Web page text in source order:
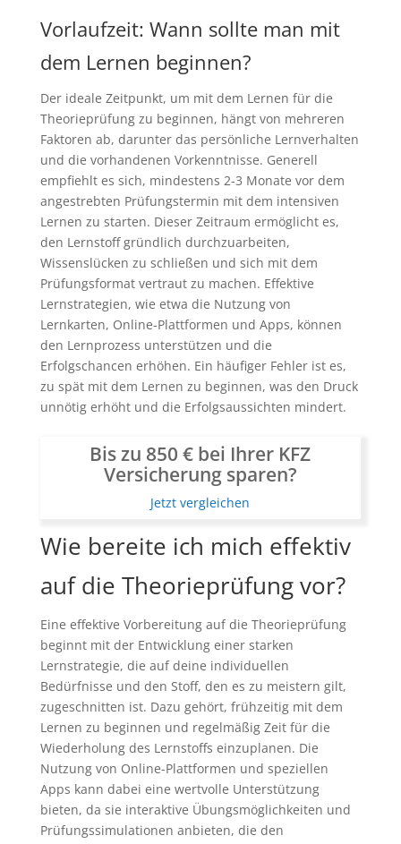
Vorlaufzeit: Wann sollte man mit
dem Lernen beginnen?
Der ideale Zeitpunkt, um mit dem Lernen für die
Theorieprüfung zu beginnen, hängt von mehreren
Faktoren ab, darunter das persönliche Lernverhalten
und die vorhandenen Vorkenntnisse. Generell
empfiehlt es sich, mindestens 2-3 Monate vor dem
angestrebten Prüfungstermin mit dem intensiven
Lernen zu starten. Dieser Zeitraum ermöglicht es,
den Lernstoff gründlich durchzuarbeiten,
Wissenslücken zu schließen und sich mit dem
Prüfungsformat vertraut zu machen. Effektive
Lernstrategien, wie etwa die Nutzung von
Lernkarten, Online-Plattformen und Apps, können
den Lernprozess unterstützen und die
Erfolgschancen erhöhen. Ein häufiger Fehler ist es,
zu spät mit dem Lernen zu beginnen, was den Druck
unnötig erhöht und die Erfolgsaussichten mindert.
Bis zu 850 € bei Ihrer KFZ
Versicherung sparen?
Jetzt vergleichen
Wie bereite ich mich effektiv
auf die Theorieprüfung vor?
Eine effektive Vorbereitung auf die Theorieprüfung
beginnt mit der Entwicklung einer starken
Lernstrategie, die auf deine individuellen
Bedürfnisse und den Stoff, den es zu meistern gilt,
zugeschnitten ist. Dazu gehört, frühzeitig mit dem
Lernen zu beginnen und regelmäßig Zeit für die
Wiederholung des Lernstoffs einzuplanen. Die
Nutzung von Online-Plattformen und speziellen
Apps kann dabei eine wertvolle Unterstützung
bieten, da sie interaktive Übungsmöglichkeiten und
Prüfungssimulationen anbieten, die den